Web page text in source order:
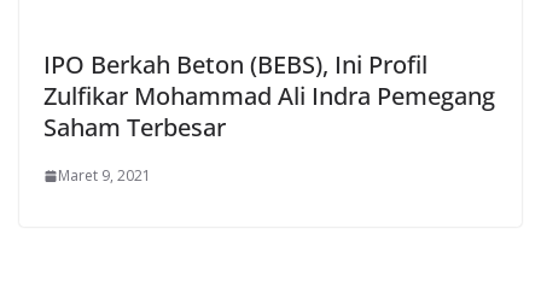
IPO Berkah Beton (BEBS), Ini Profil
Zulfikar Mohammad Ali Indra Pemegang
Saham Terbesar
Maret 9, 2021